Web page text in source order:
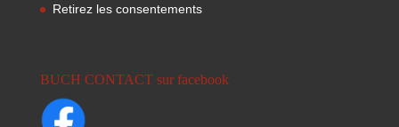
Retirez les consentements
BUCH CONTACT sur facebook